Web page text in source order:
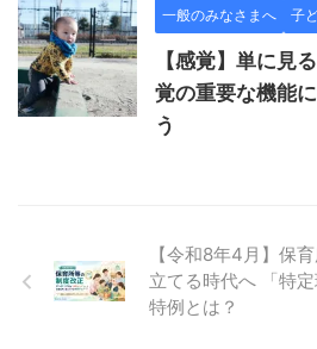
一般のみなさまへ 子
【感覚】単に見
覚の重要な機能
う
【令和8年4月】保
立てる時代へ 「特
特例とは？